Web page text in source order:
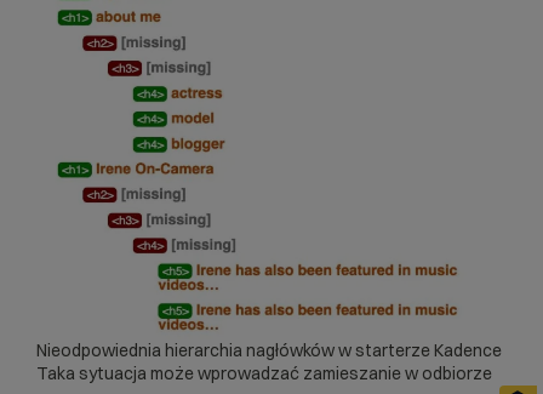
Nieodpowiednia hierarchia nagłówków w starterze Kadence
Taka sytuacja może wprowadzać zamieszanie w odbiorze